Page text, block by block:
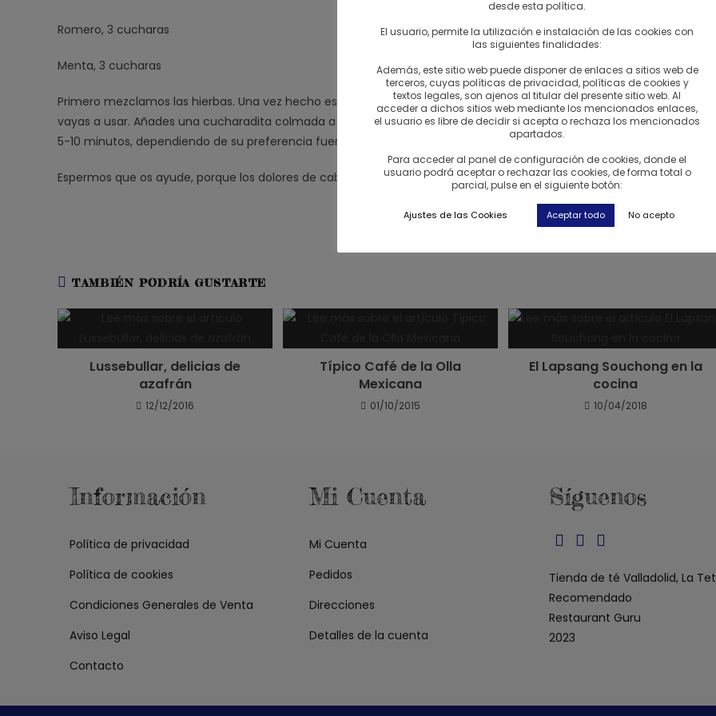
Romero, 3 cucharas
Menta, 3 cucharas
Primero mezclamos las hierbas. Una vez hecho eso lo mantienes en un contenedor opaco y herméticos hasta que lo
vayas a usar. Añades una cucharadita colmada a una taza de agua hirviendo. Dejas que las hierbas reposan durante
5-10 minutos, dependiendo de su preferencia fuerza. Colar
Espermos que os ayude, porque los dolores de cabeza no son precisamente agradables!
TAMBIÉN PODRÍA GUSTARTE
Lussebullar, delicias de
azafrán
12/12/2016
Típico Café de la Olla
Mexicana
01/10/2015
El Lapsang Souchong en la
cocina
10/04/2018
Información
Política de privacidad
Política de cookies
Condiciones Generales de Venta
Aviso Legal
Contacto
Mi Cuenta
Mi Cuenta
Pedidos
Direcciones
Detalles de la cuenta
Síguenos
abre
en
una
nueva
abre
en
una
nueva
abre
en
una
Tienda de té Valladolid, La
Recomendado
Restaurant Guru
2023
desde esta política.
El usuario, permite la utilización e instalación de las cookies con
las siguientes finalidades:
Además, este sitio web puede disponer de enlaces a sitios web de
terceros, cuyas políticas de privacidad, políticas de cookies y
textos legales, son ajenos al titular del presente sitio web. Al
acceder a dichos sitios web mediante los mencionados enlaces,
el usuario es libre de decidir si acepta o rechaza los mencionados
apartados.
Para acceder al panel de configuración de cookies, donde el
usuario podrá aceptar o rechazar las cookies, de forma total o
parcial, pulse en el siguiente botón:
Ajustes de las Cookies Aceptar todo No acepto